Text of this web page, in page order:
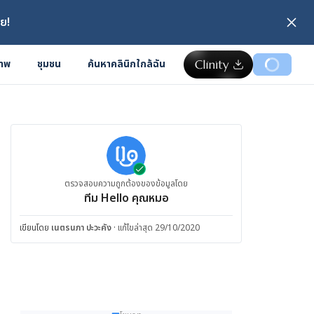
!
พ ชุมชน ค้นหาคลินิกใกล้ฉัน
ตรวจสอบความถูกต้องของข้อมูลโดย
ทีม Hello คุณหมอ
เขียนโดย เนตรนภา ปะวะคัง · แก้ไขล่าสุด 29/10/2020